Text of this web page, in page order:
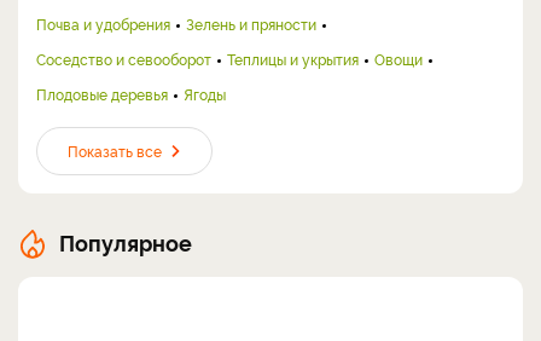
Почва и удобрения
Зелень и пряности
Соседство и севооборот
Теплицы и укрытия
Овощи
Плодовые деревья
Ягоды
Показать все
Популярное